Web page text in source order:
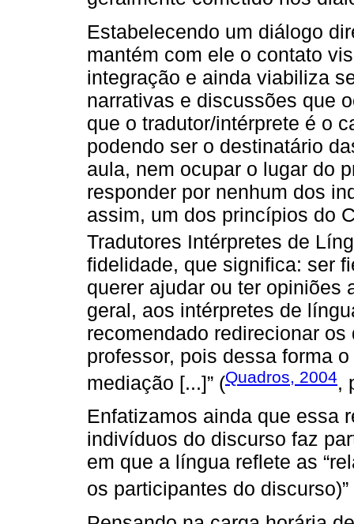
Estabelecendo um diálogo
mantém com ele o contato
integração e ainda viabiliza
narrativas e discussões que
que o tradutor/intérprete é o
podendo ser o destinatário
aula, nem ocupar o lugar do
responder por nenhum dos
assim, um dos princípios do
Tradutores Intérpretes de
fidelidade, que significa: ser
querer ajudar ou ter opiniões
geral, aos intérpretes de
recomendado redirecionar
professor, pois dessa forma
mediação [...]” (Quadros, 2004,
Enfatizamos ainda que essa
indivíduos do discurso faz
em que a língua reflete as
os participantes do discurso)”